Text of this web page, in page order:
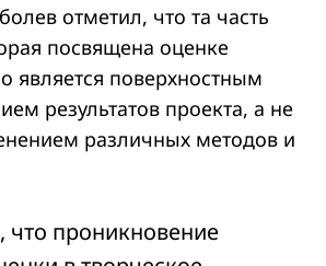
отметил, что та часть
посвящена оценке
является поверхностным
результатов проекта, а не
различных методов и
проникновение